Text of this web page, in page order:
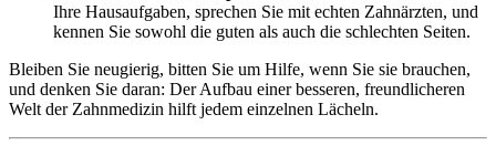
Ihre Hausaufgaben, sprechen Sie mit echten Zahnärzten, und
kennen Sie sowohl die guten als auch die schlechten Seiten.
Bleiben Sie neugierig, bitten Sie um Hilfe, wenn Sie sie brauchen,
und denken Sie daran: Der Aufbau einer besseren, freundlicheren
Welt der Zahnmedizin hilft jedem einzelnen Lächeln.